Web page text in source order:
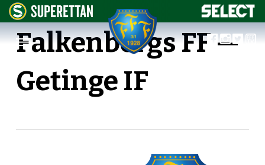
Falkenbergs FF —
Getinge IF